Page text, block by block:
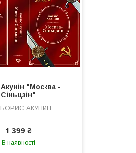
"Москва -
Сіньцзін"
БОРИС АКУНИН
1 399 ₴
В наявності